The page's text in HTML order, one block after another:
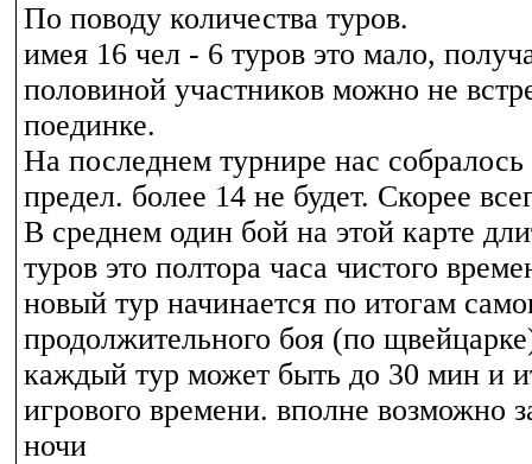
По поводу количества туров.
имея 16 чел - 6 туров это мало,
половиной участников можно не
поединке.
На последнем турнире нас собралось
предел. более 14 не будет. Скорее
В среднем один бой на этой карте
туров это полтора часа чистого
новый тур начинается по итогам
продолжительного боя (по
каждый тур может быть до 30 мин и
игрового времени. вполне возможно
ночи